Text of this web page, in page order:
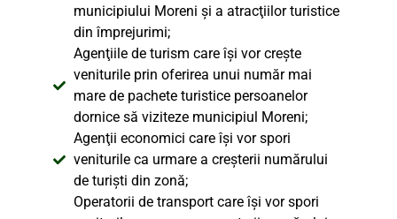
municipiului Moreni şi a atracţiilor turistice
din împrejurimi;
Agenţiile de turism care îşi vor creşte
veniturile prin oferirea unui număr mai
mare de pachete turistice persoanelor
dornice să viziteze municipiul Moreni;
Agenţii economici care îşi vor spori
veniturile ca urmare a creşterii numărului
de turişti din zonă;
Operatorii de transport care îşi vor spori